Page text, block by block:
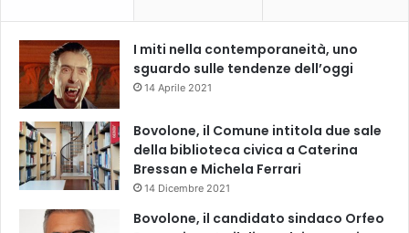
I miti nella contemporaneità, uno
sguardo sulle tendenze dell’oggi
14 Aprile 2021
Bovolone, il Comune intitola due sale
della biblioteca civica a Caterina
Bressan e Michela Ferrari
14 Dicembre 2021
Bovolone, il candidato sindaco Orfeo